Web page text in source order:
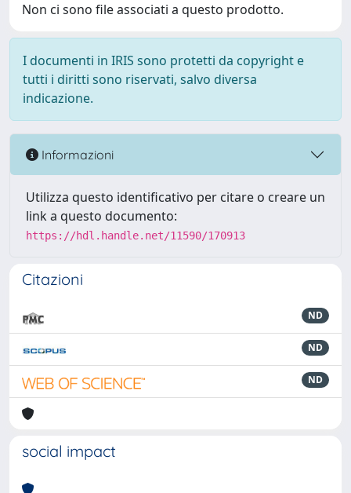
Non ci sono file associati a questo prodotto.
I documenti in IRIS sono protetti da copyright e
tutti i diritti sono riservati, salvo diversa
indicazione.
Informazioni
Utilizza questo identificativo per citare o creare un
link a questo documento:
https://hdl.handle.net/11590/170913
Citazioni
ND
ND
ND
social impact